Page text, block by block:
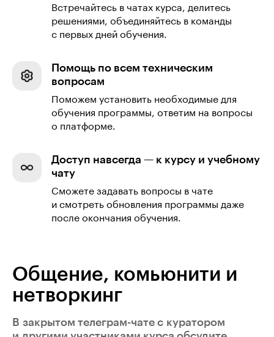
Встречайтесь в чатах курса, делитесь
решениями, объединяйтесь в команды
с первых дней обучения.
Помощь по всем техническим
вопросам
Поможем установить необходимые для
обучения программы, ответим на вопросы
о платформе.
Доступ навсегда — к курсу и учебному
чату
Сможете задавать вопросы в чате
и смотреть обновления программы даже
после окончания обучения.
Общение, комьюнити и
нетворкинг
В закрытом телеграм-чате с куратором